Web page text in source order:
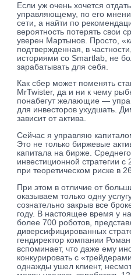
Если уж очень хочется
управляющему, по его
сети, а найти по
вероятность потерять свои
уверен Мартынов. Просто,
подтвержденная, в
историями со Smartlab, не
зарабатывать для себя.
Как сбер может поменять
MrTwister, да и ни к чему
понабегут желающие —
для инвесторов ухудшать.
зависит от актива.
Сейчас я управляю
Это не только биржевые
капитала на бирже.
инвестиционной стратегии
при теоретическом риске в
При этом в отличие от
оказываем только одну
сознательно закрыв все
году. В настоящее время у
более 700 роботов,
диверсифицированных
гендиректор компании
вспоминает, что даже ему
конкурировать с
однажды ушел клиент,